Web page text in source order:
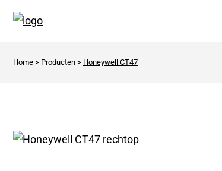
Home > Producten > Honeywell CT47